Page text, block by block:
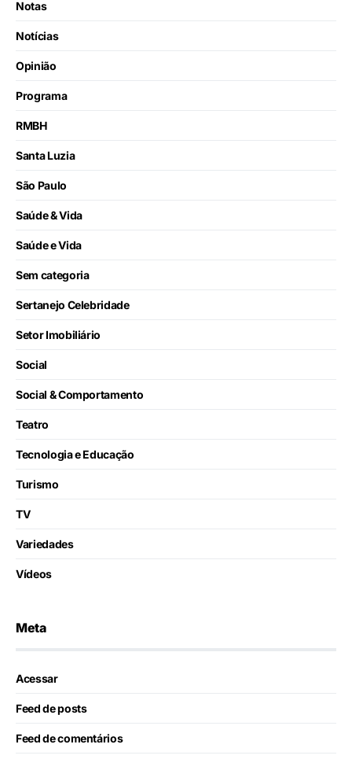
Notas
Notícias
Opinião
Programa
RMBH
Santa Luzia
São Paulo
Saúde & Vida
Saúde e Vida
Sem categoria
Sertanejo Celebridade
Setor Imobiliário
Social
Social & Comportamento
Teatro
Tecnologia e Educação
Turismo
TV
Variedades
Vídeos
Meta
Acessar
Feed de posts
Feed de comentários